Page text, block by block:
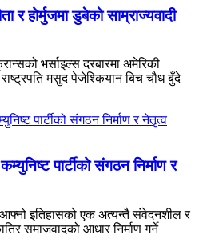
र होर्मुजमा डुबेको साम्राज्यवादी
भर्साइल्स दरबारमा अमेरिकी
राष्ट्रपति मसुद पेजेश्कियान बिच चौध बुँदे
पार्टीको संगठन निर्माण र
इतिहासको एक अत्यन्तै संवेदनशील र
समाजवादको आधार निर्माण गर्ने